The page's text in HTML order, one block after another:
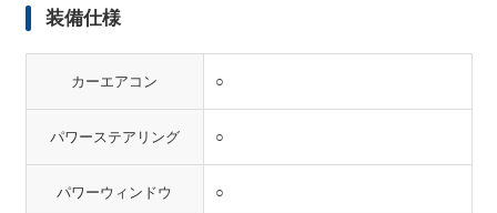
装備仕様
カーエアコン ○
パワーステアリング ○
パワーウィンドウ ○